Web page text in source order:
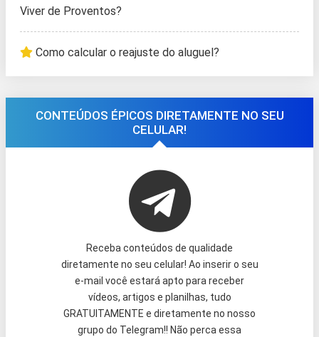
Viver de Proventos?
Como calcular o reajuste do aluguel?
CONTEÚDOS ÉPICOS DIRETAMENTE NO SEU
CELULAR!
Receba conteúdos de qualidade
diretamente no seu celular! Ao inserir o seu
e-mail você estará apto para receber
vídeos, artigos e planilhas, tudo
GRATUITAMENTE e diretamente no nosso
grupo do Telegram!! Não perca essa